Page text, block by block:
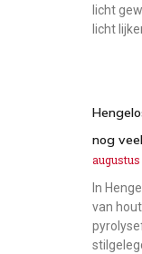
licht
licht
nog
augustus
In
van